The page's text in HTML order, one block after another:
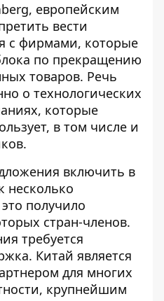
европейским
вести
с фирмами, которые
по прекращению
товаров. Речь
о технологических
которые
в том числе и
включить в
несколько
получило
стран-членов.
требуется
Китай является
для многих
крупнейшим